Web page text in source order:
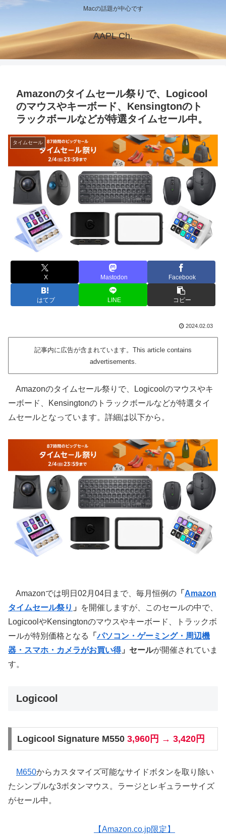
Macの話題が中心です
AAPL Ch.
Amazonのタイムセール祭りで、Logicool
のマウスやキーボード、Kensingtonのト
ラックボールなどが特選タイムセール中。
タイムセール
X Mastodon Facebook
はてブ LINE コピー
2024.02.03
記事内に広告が含まれています。This article contains
advertisements.
Amazonのタイムセール祭りで、Logicoolのマウスやキ
ーボード、Kensingtonのトラックボールなどが特選タイ
ムセールとなっています。詳細は以下から。
Amazonでは明日02月04日まで、毎月恒例の 「 Amazon
タイムセール祭り 」
を開催しますが、このセールの中で、
LogicoolやKensingtonのマウスやキーボード、トラックボ
ールが特別価格となる
「パソコン・ゲーミング・周辺機
器・スマホ・カメラがお買い得」セールが開催されていま
す。
Logicool
Logicool Signature M550 3,960円 → 3,420円
M650からカスタマイズ可能なサイドボタンを取り除い
たシンプルな3ボタンマウス。ラージとレギュラーサイズ
がセール中。
【Amazon.co.jp限定】